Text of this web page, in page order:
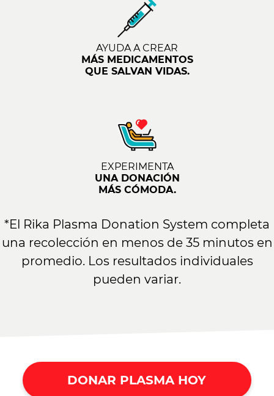
AYUDA A CREAR
MÁS MEDICAMENTOS
QUE SALVAN VIDAS.
EXPERIMENTA
UNA DONACIÓN
MÁS CÓMODA.
*El Rika Plasma Donation System completa
una recolección en menos de 35 minutos en
promedio. Los resultados individuales
pueden variar.
DONAR PLASMA HOY